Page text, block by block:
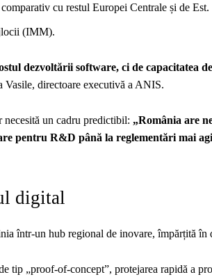
cu restul Europei Centrale și de Est.
(IMM).
dezvoltării software, ci de capacitatea
Vasile, directoare executivă a ANIS.
necesită un cadru predictibil: „România are
pentru R&D până la reglementări mai
digital
într-un hub regional de inovare, împărțită în
tip „proof-of-concept”, protejarea rapidă a